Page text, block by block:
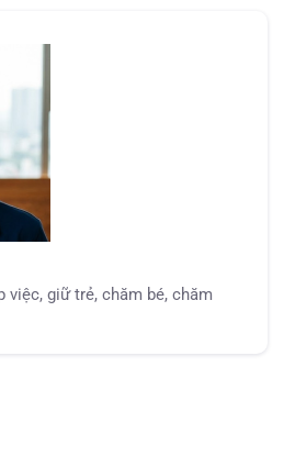
việc, giữ trẻ, chăm bé, chăm